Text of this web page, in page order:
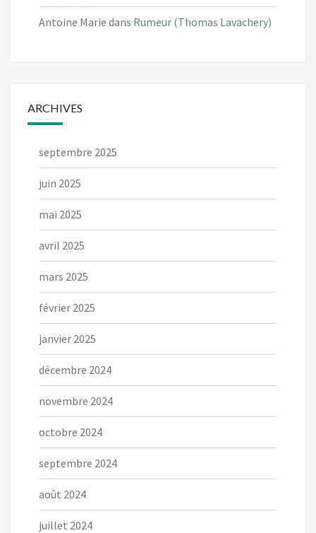
Antoine Marie dans Rumeur (Thomas Lavachery)
ARCHIVES
septembre 2025
juin 2025
mai 2025
avril 2025
mars 2025
février 2025
janvier 2025
décembre 2024
novembre 2024
octobre 2024
septembre 2024
août 2024
juillet 2024